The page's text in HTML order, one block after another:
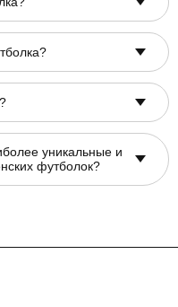
уникальные и
футболок?